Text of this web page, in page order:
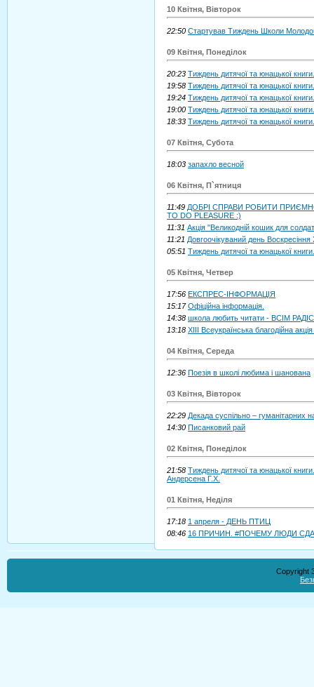
10 Квітня, Вівторок
22:50 Стартував Тиждень Школи
09 Квітня, Понеділок
20:23 Тиждень дитячої та юнацької
19:58 Тиждень дитячої та юнацької
19:24 Тиждень дитячої та юнацької
19:00 Тиждень дитячої та юнацької
18:33 Тиждень дитячої та юнацької
07 Квітня, Субота
18:03 запахло весной
06 Квітня, П`ятниця
11:49 ДОБРІ СПРАВИ РОБИТИ
TO DO PLEASURE :)
11:31 Акція "Великодній кошик для
11:21 Довгоочікуваний день
05:51 Тиждень дитячої та юнацької
05 Квітня, Четвер
17:56 ЕКСПРЕС-ІНФОРМАЦІЯ
15:17 Офіційна інформація.
14:38 школа любить читати - ВСІМ
13:18 XIII Всеукраїнська благодійна
04 Квітня, Середа
12:36 Поезія в школі любима і шанована
03 Квітня, Вівторок
22:29 Декада суспільно – гуманітарних
14:30 Писанковий рай
02 Квітня, Понеділок
21:58 Тиждень дитячої та юнацької
Андерсена Г.Х.
01 Квітня, Неділя
17:18 1 апреля - ДЕНЬ ПТИЦ
08:46 16 ПРИЧИН. #ПОЧЕМУ ЛЮДИ
Copyright